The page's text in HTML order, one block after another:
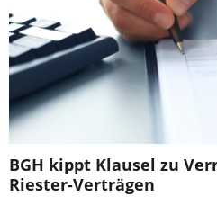
BGH kippt Klausel zu
Riester-Verträgen